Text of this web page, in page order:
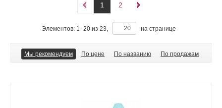
1 2
Элементов: 1–20из 23, на странице
Мы рекомендуем По цене По названию По продажам